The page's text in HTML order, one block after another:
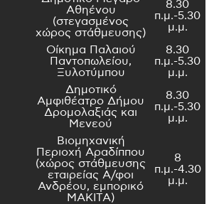
Αθηένου
(στεγασμένος
χώρος στάθμευσης)
8.30
π.μ.-5.30
μ.μ.
Οίκημα Παλαιού
Παντοπωλείου,
Ξυλοτύμπου
8.30
π.μ.-5.30
μ.μ.
Δημοτικό
Αμφιθέατρο Δήμου
Δρομολαξιάς και
Μενεού
8.30
π.μ.-5.30
μ.μ.
Βιομηχανική
Περιοχή Αραδίππου
(χώρος στάθμευσης
εταιρείας Α/φοι
Ανδρέου, εμπορικό
ΜΑΚΙΤΑ)
8
π.μ.-4.30
μ.μ.